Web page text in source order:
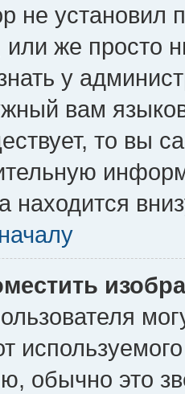
не установил
же просто
у
вам
то вы
находится
обычно это